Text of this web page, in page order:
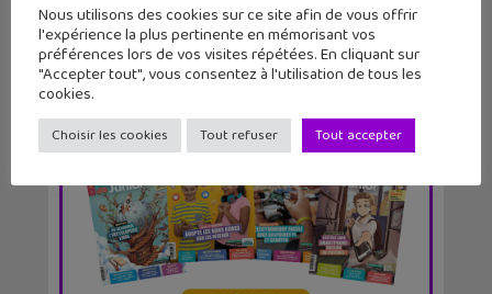
Nous utilisons des cookies sur ce site afin de vous offrir
l'expérience la plus pertinente en mémorisant vos
préférences lors de vos visites répétées. En cliquant sur
"Accepter tout", vous consentez à l'utilisation de tous les
cookies.
Choisir les cookies Tout refuser Tout accepter